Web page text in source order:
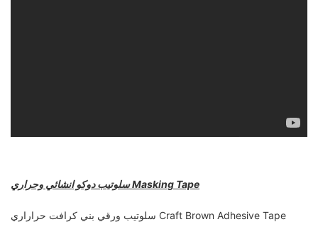
سلوتيب دوكو انشائي وحراري Masking Tape
سلوتيب ورقي بني كرافت حراراري Craft Brown Adhesive Tape